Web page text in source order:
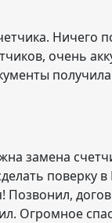
Ничего
очень
замена
Позвонил,
Огромное